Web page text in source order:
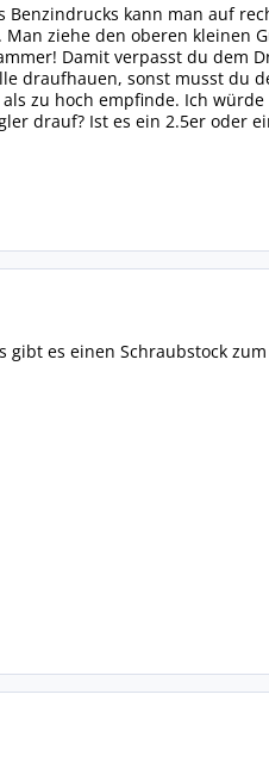
Benzindrucks kann man auf
ziehe den oberen kleinen
Damit verpasst du dem
draufhauen, sonst musst du
zu hoch empfinde. Ich
drauf? Ist es ein 2.5er oder
es einen Schraubstock